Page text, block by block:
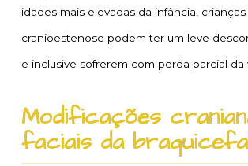
idades mais elevadas da infância,
cranioestenose podem ter um leve
e inclusive sofrerem com perda parcial da
Modificações
faciais da